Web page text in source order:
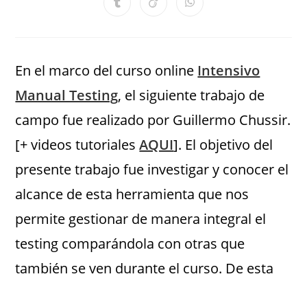
En el marco del curso online Intensivo
Manual Testing, el siguiente trabajo de
campo fue realizado por Guillermo Chussir.
[+ videos tutorialesAQUI]. El objetivo del
presente trabajo fue investigar y conocer el
alcance de esta herramienta que nos
permite gestionar de manera integral el
testing comparándola con otras que
también se ven durante el curso. De esta